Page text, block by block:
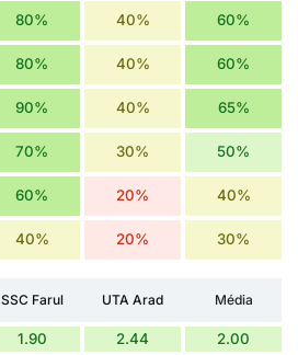
80% 40% 60%
80% 40% 60%
90% 40% 65%
70% 30% 50%
60% 20% 40%
40% 20% 30%
SSC Farul UTA Arad Média
1.90 2.44 2.00